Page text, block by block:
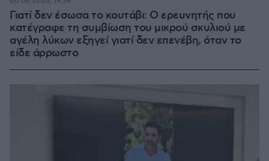
Γιατί δεν έσωσα το κουτάβι: Ο ερευνητής που
κατέγραφε τη συμβίωση του μικρού σκυλιού με
αγέλη λύκων εξηγεί γιατί δεν επενέβη, όταν το
είδε άρρωστο